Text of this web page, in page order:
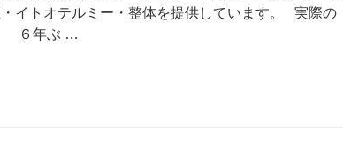
イトオテルミー・整体を提供しています。 実際の
６年ぶ …